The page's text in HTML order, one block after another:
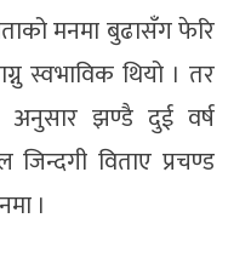
मनमा बुढासँग फेरि
स्वभाविक थियो । तर
अनुसार झण्डै दुई वर्ष
विताए प्रचण्ड
।